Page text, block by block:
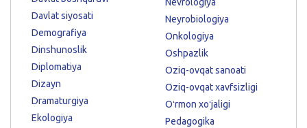
Davlat siyosati
Demografiya
Dinshunoslik
Diplomatiya
Dizayn
Dramaturgiya
Ekologiya
Neyrobiologiya
Onkologiya
Oshpazlik
Oziq-ovqat sanoati
Oziq-ovqat xavfsizligi
Oʻrmon xoʻjaligi
Pedagogika